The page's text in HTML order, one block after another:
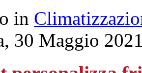
in
30 Maggio